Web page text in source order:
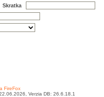
Skratka
FireFox
Verzia DB: 26.6.18.1